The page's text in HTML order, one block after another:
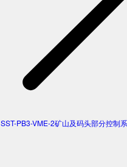
SST-PB3-VME-2矿山及码头部分控制